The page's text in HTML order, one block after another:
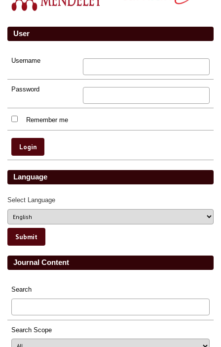
User
Username
Password
Remember me
Language
Select Language
Journal Content
Search
Search Scope